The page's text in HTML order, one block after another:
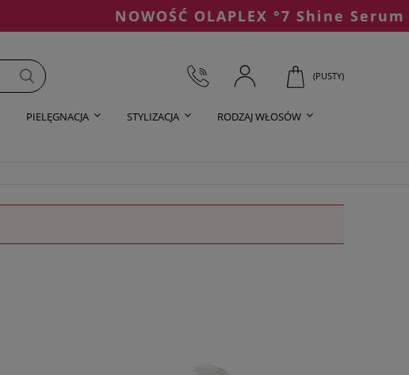
NOWOŚĆ OLAPLEX °7 Shine Serum
(PUSTY)
PIELĘGNACJA STYLIZACJA
RODZAJ WŁOSÓW